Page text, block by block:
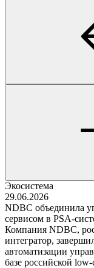
Экосистема
29.06.2026
NDBC объединила
сервисом в PSA-
Компания NDBC,
интегратор,
автоматизации
базе российской